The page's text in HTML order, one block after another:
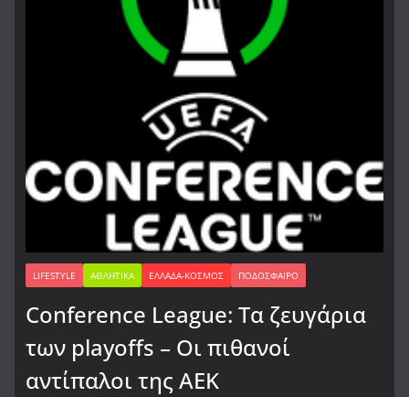
LIFESTYLE ΑΘΛΗΤΙΚΆ ΕΛΛΆΔΑ-ΚΌΣΜΟΣ ΠΟΔΌΣΦΑΙΡΟ
Conference League: Τα ζευγάρια
των playoffs – Οι πιθανοί
αντίπαλοι της ΑΕΚ